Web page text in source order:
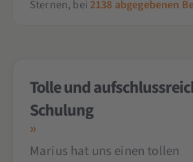
Sternen, bei2138 abgegebenen
Tolle und
Schulung
Marius hat uns einen tollen